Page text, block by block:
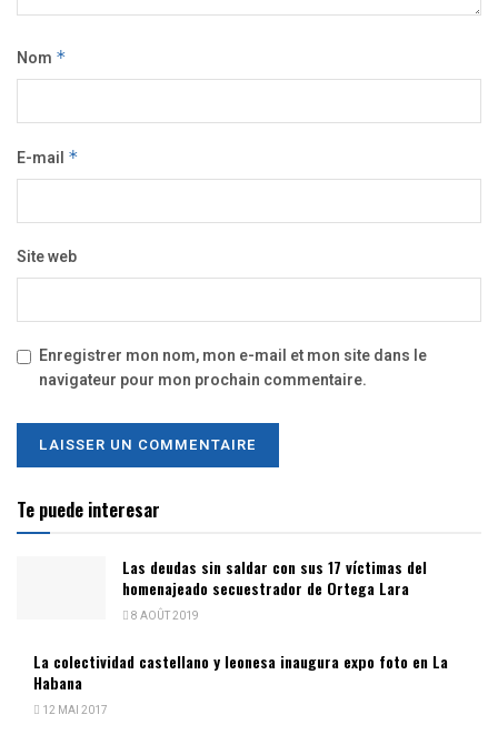
Nom *
E-mail *
Site web
Enregistrer mon nom, mon e-mail et mon site dans le
navigateur pour mon prochain commentaire.
Te puede interesar
Las deudas sin saldar con sus 17 víctimas del
homenajeado secuestrador de Ortega Lara
8 AOÛT 2019
La colectividad castellano y leonesa inaugura expo foto en La
Habana
12 MAI 2017